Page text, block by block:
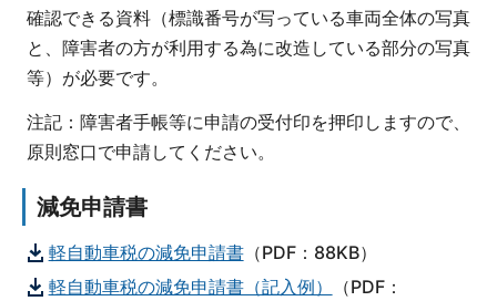
確認できる資料（標識番号が写っている車両全体の写真
と、障害者の方が利用する為に改造している部分の写真
等）が必要です。
注記：障害者手帳等に申請の受付印を押印しますので、
原則窓口で申請してください。
減免申請書
軽自動車税の減免申請書（PDF：88KB）
軽自動車税の減免申請書（記入例）
（PDF：